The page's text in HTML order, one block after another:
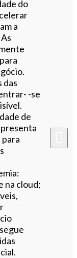
do
a
das
-se
de
na cloud;